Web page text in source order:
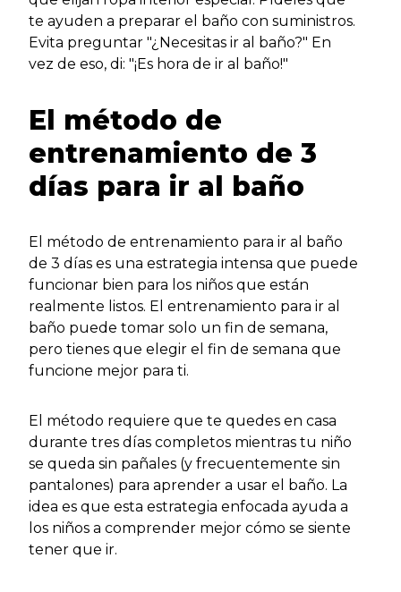
te ayuden a preparar el baño con suministros.
Evita preguntar "¿Necesitas ir al baño?" En
vez de eso, di: "¡Es hora de ir al baño!"
El método de
entrenamiento de 3
días para ir al baño
El método de entrenamiento para ir al baño
de 3 días es una estrategia intensa que puede
funcionar bien para los niños que están
realmente listos. El entrenamiento para ir al
baño puede tomar solo un fin de semana,
pero tienes que elegir el fin de semana que
funcione mejor para ti.
El método requiere que te quedes en casa
durante tres días completos mientras tu niño
se queda sin pañales (y frecuentemente sin
pantalones) para aprender a usar el baño. La
idea es que esta estrategia enfocada ayuda a
los niños a comprender mejor cómo se siente
tener que ir.